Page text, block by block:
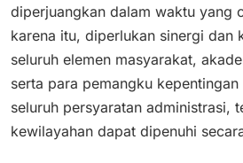
diperjuangkan dalam waktu yang
karena itu, diperlukan sinergi dan
seluruh elemen masyarakat,
serta para pemangku
seluruh persyaratan administrasi,
kewilayahan dapat dipenuhi